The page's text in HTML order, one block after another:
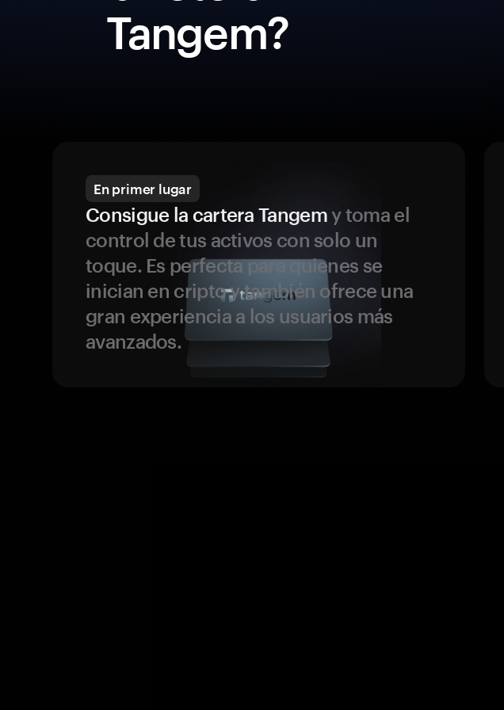
Tangem?
En primer lugar
Consigue la cartera Tangemy toma el
control de tus activos con solo un
toque. Es perfecta para quienes se
inician en cripto y también ofrece una
gran experiencia a los usuarios más
avanzados.